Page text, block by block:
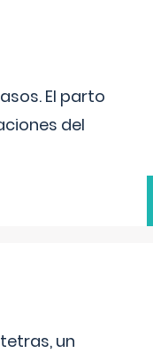
El parto
del
un